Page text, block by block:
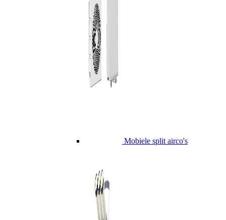
Mobiele split airco's